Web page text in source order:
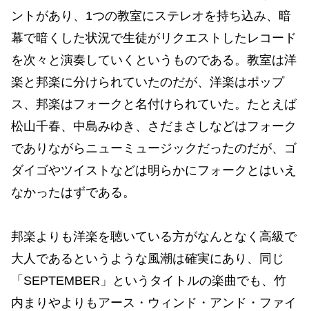
ントがあり、1つの教室にステレオを持ち込み、暗
幕で暗くした状況で生徒がリクエストしたレコード
を次々と演奏していくというものである。教室は洋
楽と邦楽に分けられていたのだが、洋楽はポップ
ス、邦楽はフォークと名付けられていた。たとえば
松山千春、中島みゆき、さだまさしなどはフォーク
でありながらニューミュージックだったのだが、ゴ
ダイゴやツイストなどは明らかにフォークとはいえ
なかったはずである。
邦楽よりも洋楽を聴いている方がなんとなく高級で
大人であるというような風潮は確実にあり、同じ
「SEPTEMBER」というタイトルの楽曲でも、竹
内まりやよりもアース・ウィンド・アンド・ファイ